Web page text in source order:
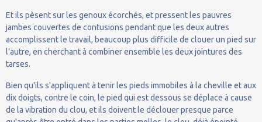
Et ils pèsent sur les genoux écorchés, et pressent les pauvres
jambes couvertes de contusions pendant que les deux autres
accomplissent le travail, beaucoup plus difficile de clouer un pied sur
l'autre, en cherchant à combiner ensemble les deux jointures des
tarses.
Bien qu'ils s'appliquent à tenir les pieds immobiles à la cheville et aux
dix doigts, contre le coin, le pied qui est dessous se déplace à cause
de la vibration du clou, et ils doivent le déclouer presque parce